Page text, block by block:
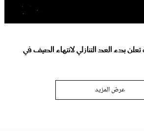
بدء العد التنازلي لانتهاء الصيف في
عرض المزيد